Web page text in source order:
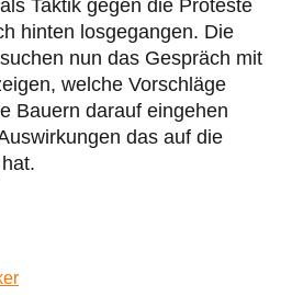
Taktik gegen die Proteste
hinten losgegangen. Die
nun das Gespräch mit
welche Vorschläge
Bauern darauf eingehen
das auf die